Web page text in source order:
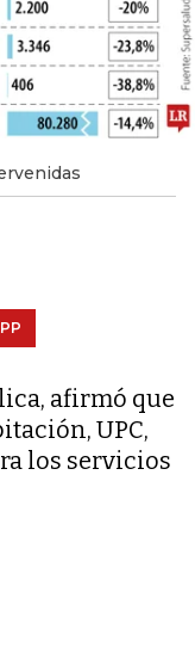
afirmó que
UPC,
los servicios